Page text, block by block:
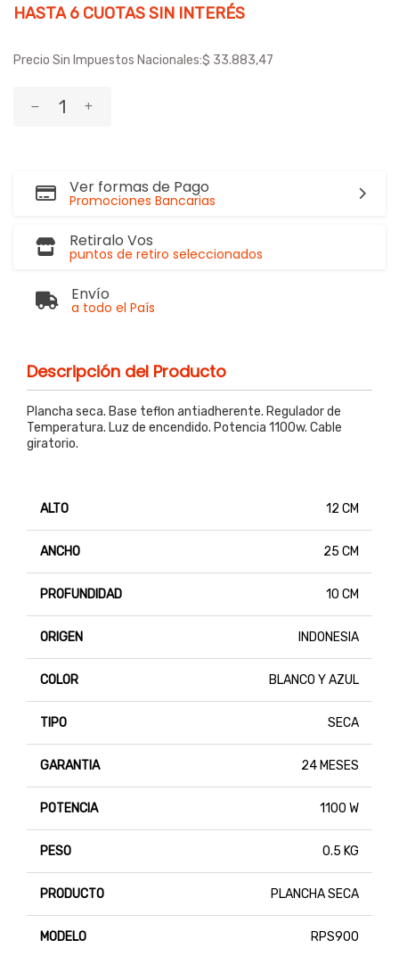
HASTA6 CUOTAS SIN INTERÉS
Precio Sin Impuestos Nacionales:$ 33.883,47
Ver formas de Pago
Promociones Bancarias
Retiralo Vos
puntos de retiro seleccionados
Envío
a todo el País
Descripción del Producto
Plancha seca. Base teflon antiadherente. Regulador de
Temperatura. Luz de encendido. Potencia 1100w. Cable
giratorio.
ALTO 12 CM
ANCHO 25 CM
PROFUNDIDAD 10 CM
ORIGEN INDONESIA
COLOR BLANCO Y AZUL
TIPO SECA
GARANTIA 24 MESES
POTENCIA 1100 W
PESO 0.5 KG
PRODUCTO PLANCHA SECA
MODELO RPS900